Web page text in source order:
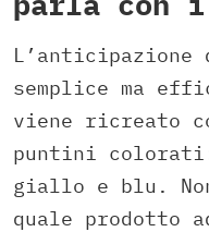
semplice ma
viene ricreato
puntini
giallo e blu.
quale prodotto